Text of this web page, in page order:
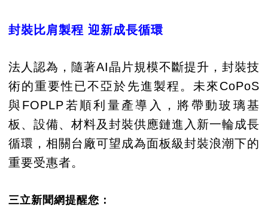
封裝比肩製程 迎新成長循環
法人認為，隨著AI晶片規模不斷提升，封裝技
術的重要性已不亞於先進製程。未來CoPoS
與FOPLP若順利量產導入，將帶動玻璃基
板、設備、材料及封裝供應鏈進入新一輪成長
循環，相關台廠可望成為面板級封裝浪潮下的
重要受惠者。
三立新聞網提醒您：